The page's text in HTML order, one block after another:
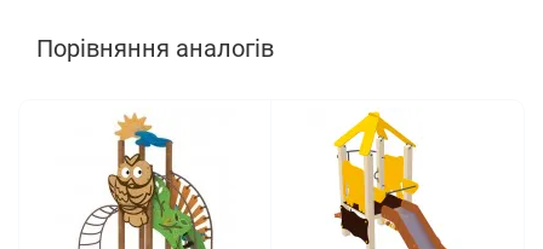
Порівняння аналогів